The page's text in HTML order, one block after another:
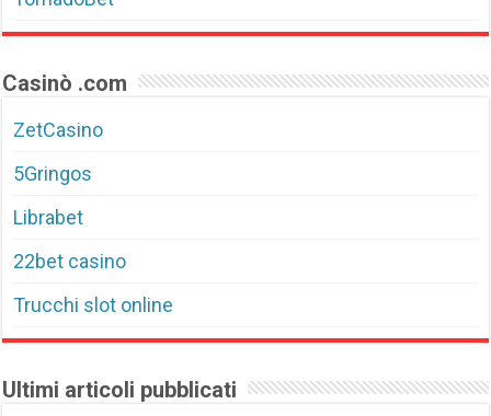
Casinò .com
ZetCasino
5Gringos
Librabet
22bet casino
Trucchi slot online
Ultimi articoli pubblicati